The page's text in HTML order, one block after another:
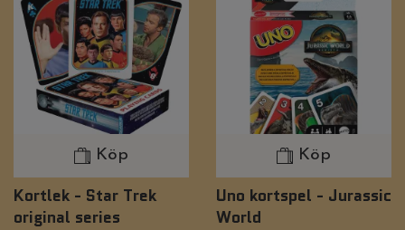
Köp
Kortlek - Star Trek
original series
Köp
Uno kortspel - Jurassic
World